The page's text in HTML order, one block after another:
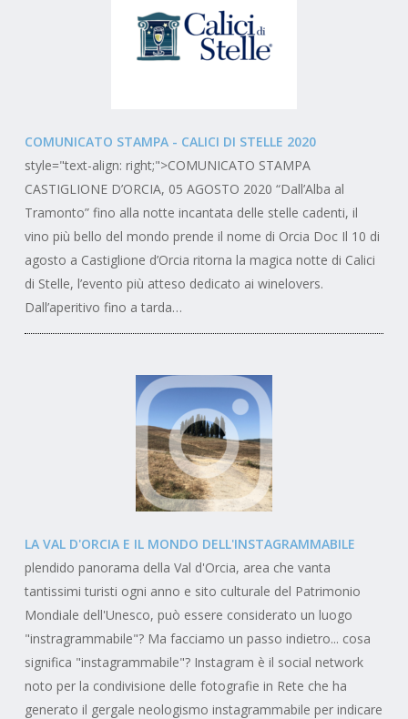
COMUNICATO STAMPA - CALICI DI STELLE 2020
style="text-align: right;">COMUNICATO STAMPA
CASTIGLIONE D’ORCIA, 05 AGOSTO 2020 “Dall’Alba al
Tramonto” fino alla notte incantata delle stelle cadenti, il
vino più bello del mondo prende il nome di Orcia Doc Il 10 di
agosto a Castiglione d’Orcia ritorna la magica notte di Calici
di Stelle, l’evento più atteso dedicato ai winelovers.
Dall’aperitivo fino a tarda…
LA VAL D'ORCIA E IL MONDO DELL'INSTAGRAMMABILE
plendido panorama della Val d'Orcia, area che vanta
tantissimi turisti ogni anno e sito culturale del Patrimonio
Mondiale dell'Unesco, può essere considerato un luogo
"instragrammabile"? Ma facciamo un passo indietro... cosa
significa "instagrammabile"? Instagram è il social network
noto per la condivisione delle fotografie in Rete che ha
generato il gergale neologismo instagrammabile per indicare